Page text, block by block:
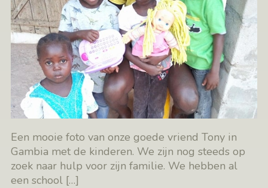
Een mooie foto van onze goede vriend Tony in
Gambia met de kinderen. We zijn nog steeds op
zoek naar hulp voor zijn familie. We hebben al
een school […]